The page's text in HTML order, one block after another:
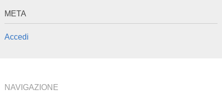
META
Accedi
NAVIGAZIONE